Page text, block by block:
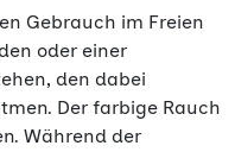
Gebrauch im Freien
oder einer
den dabei
Der farbige Rauch
Während der